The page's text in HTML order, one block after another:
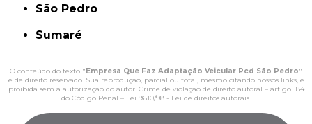
São Pedro
Sumaré
O conteúdo do texto " Empresa Que Faz Adaptação Veicular Pcd São Pedro"
é de direito reservado. Sua reprodução, parcial ou total, mesmo citando nossos links, é
proibida sem a autorização do autor. Crime de violação de direito autoral – artigo 184
do Código Penal – Lei 9610/98 - Lei de direitos autorais.